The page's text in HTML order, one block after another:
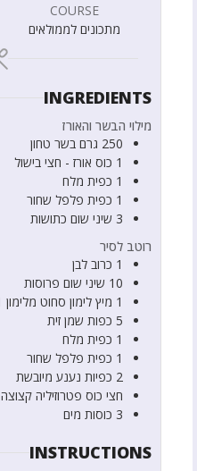
COURSE
מתכונים לממולאים
INGREDIENTS
מילוי הבשר והאורז
250 גרם בשר טחון
1 כוס אורז - חצי בישול
1 כפית מלח
1 כפית פלפל שחור
3 שיני שום כתושות
רוטב לסיר
1 כרוב לבן
10 שיני שום פרוסות
1 מיץ לימון סחוט מלימון 1
5 כפות שמן זית
1 כפית מלח
1 כפית פלפל שחור
2 כפיות נענע מיובשת
חצי כוס פטרוזיליה קצוצה
3 כוסות מים
INSTRUCTIONS